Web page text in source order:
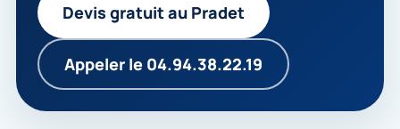
Devis gratuit au Pradet
Appeler le 04.94.38.22.19